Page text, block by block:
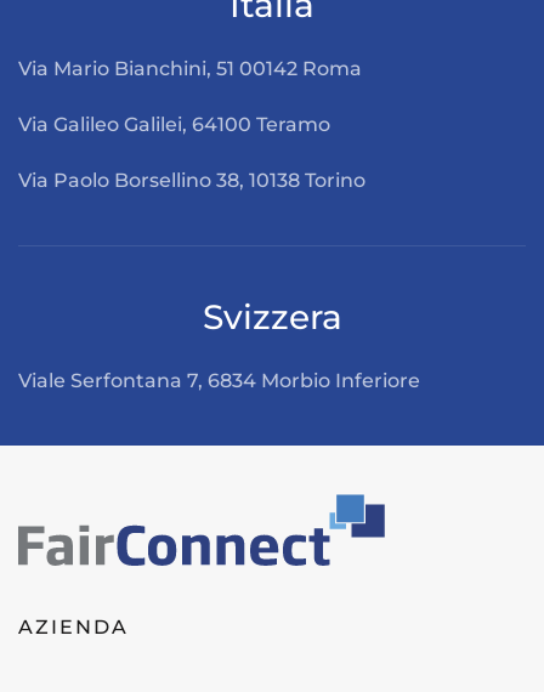
Via Mario Bianchini, 51 00142 Roma
Via Galileo Galilei, 64100 Teramo
Via Paolo Borsellino 38, 10138 Torino
Svizzera
Viale Serfontana 7, 6834 Morbio Inferiore
AZIENDA